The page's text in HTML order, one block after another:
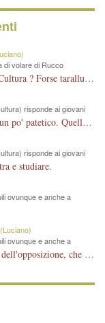
di volare di Rucco
Vorrei sapere dal C.C. Rolando cosa intende per Cultura ? Forse tarallucci, vino e sagre, o spaghetti tricolori del PD ? Il continuo (s)parlare della mostra a Palazzo Chiericati caro consigliere DANNEGGIA FORTEMENTE l'immagine della città TUTTA e fa deviare i consensi che in RUSSIA (badi bene ex U.R.S.S.) sono ECCELLENTI. A livello artistico l'evento è di alta Valenza culturale, COMPITO di Tutta la Cittadinanza fare il possibile per propagandare l'iniziativa senza farne UN CASO PARTITICO come fa Lei da sempre. Meno Gazebo + Partecipazione! E così sia. Amen.
risponde ai giovani
Commento di Kairos totalmente inutile ed anche un po' patetico. Quella che è completamente mancata è stata la promozione internazionale dell'evento effettuata da chi lo sa fare, l'amministrazione in questo è stata totalmente assente relegando al provincialismo una mostra che meritava ben altre platee ed i risultati sono sotto gli occhi di tutti. Su questo bisogna parlare, il fatto di averla organizzata al Chiericati certo non ha aiutato ma è un aspetto secondario rispetto a quello della promozione. In città con le mostre organizzate da Goldin - che certo ha fatto principalmente i suoi interessi, ma ne ha comunque beneficiato la città in immagine e commercio per il centro - arrivavano giornalmente pullman carichi di turisti. Dove sono i turisti ora?
risponde ai giovani
e studiare.
ovunque e anche a
ovunque e anche a
Il finale, fa la differenza tra la critica POLITICA dell'opposizione, che ha perso le elezioni ed è minoranza e non trova altri argomenti per politicizzare sul sito qua o là ? La critica d'arte invece è un'altra cosa che lascio agli altri. Per ora mi basta la lezione magistrale del prof. Giulianati.